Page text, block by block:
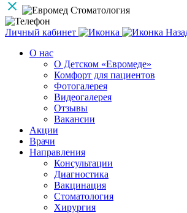
Личный кабинет
О нас
О Детском «Евромеде»
Комфорт для пациентов
Фотогалерея
Видеогалерея
Отзывы
Вакансии
Акции
Врачи
Направления
Консультации
Диагностика
Вакцинация
Стоматология
Хирургия